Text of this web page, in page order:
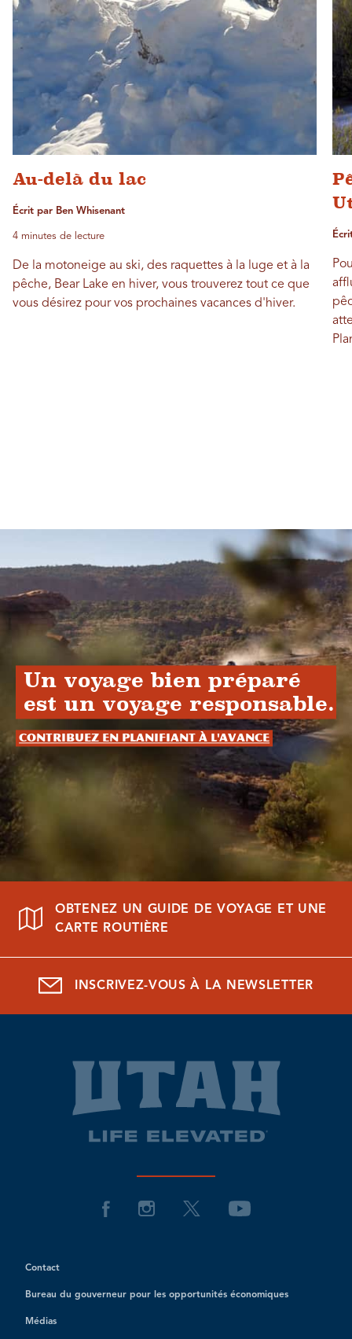
Au-delà du lac
Écrit par Ben Whisenant
4 minutes de lecture
De la motoneige au ski, des raquettes à la luge et à la
pêche, Bear Lake en hiver, vous trouverez tout ce que
vous désirez pour vos prochaines vacances d'hiver.
Un voyage bien préparé
est un voyage responsable.
Contribuez en planifiant à l'avance
OBTENEZ UN GUIDE DE VOYAGE ET UNE
CARTE ROUTIÈRE
INSCRIVEZ-VOUS À LA NEWSLETTER
Contact
Bureau du gouverneur pour les opportunités économiques
Médias